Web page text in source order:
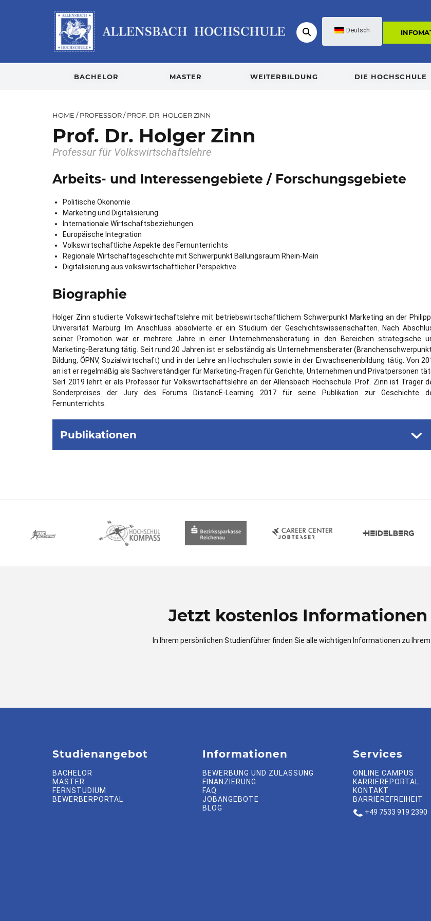
Deutsch
BACHELOR MASTER WEITERBILDUNG DIE HOCHSCHULE
HOME /PROFESSOR/PROF. DR. HOLGER ZINN
Prof. Dr. Holger Zinn
Professur für Volkswirtschaftslehre
Arbeits- und Interessengebiete / Forschungsgebiete
Politische Ökonomie
Marketing und Digitalisierung
Internationale Wirtschaftsbeziehungen
Europäische Integration
Volkswirtschaftliche Aspekte des Fernunterrichts
Regionale Wirtschaftsgeschichte mit Schwerpunkt Ballungsraum Rhein-Main
Digitalisierung aus volkswirtschaftlicher Perspektive
Biographie
Holger Zinn studierte Volkswirtschaftslehre mit betriebswirtschaftlichem Schwerpunkt Marketing an der
Universität Marburg. Im Anschluss absolvierte er ein Studium der Geschichtswissenschaften. Nach
seiner Promotion war er mehrere Jahre in einer Unternehmensberatung in den Bereichen strategische
Marketing-Beratung tätig. Seit rund 20 Jahren ist er selbständig als Unternehmensberater
Bildung, ÖPNV, Sozialwirtschaft) und in der Lehre an Hochschulen sowie in der Erwachsenenbildung tätig. Von
an ist er regelmäßig als Sachverständiger für Marketing-Fragen für Gerichte, Unternehmen und Privatpersonen
Seit 2019 lehrt er als Professor für Volkswirtschaftslehre an der Allensbach Hochschule. Prof. Zinn ist Träger
Sonderpreises der Jury des Forums DistancE-Learning 2017 für seine Publikation zur Geschichte
Fernunterrichts.
Publikationen
Jetzt kostenlos
In Ihrem persönlichen Studienführer finden Sie alle wichtigen Informationen zu Ihrem
Studienangebot
BACHELOR
MASTER
FERNSTUDIUM
BEWERBERPORTAL
Informationen
BEWERBUNG UND ZULASSUNG
FINANZIERUNG
FAQ
JOBANGEBOTE
BLOG
Services
ONLINE CAMPUS
KARRIEREPORTAL
KONTAKT
BARRIEREFREIHEIT
+49 7533 919 2390